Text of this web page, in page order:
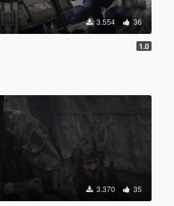
3.554 36
1.0
3.370 35